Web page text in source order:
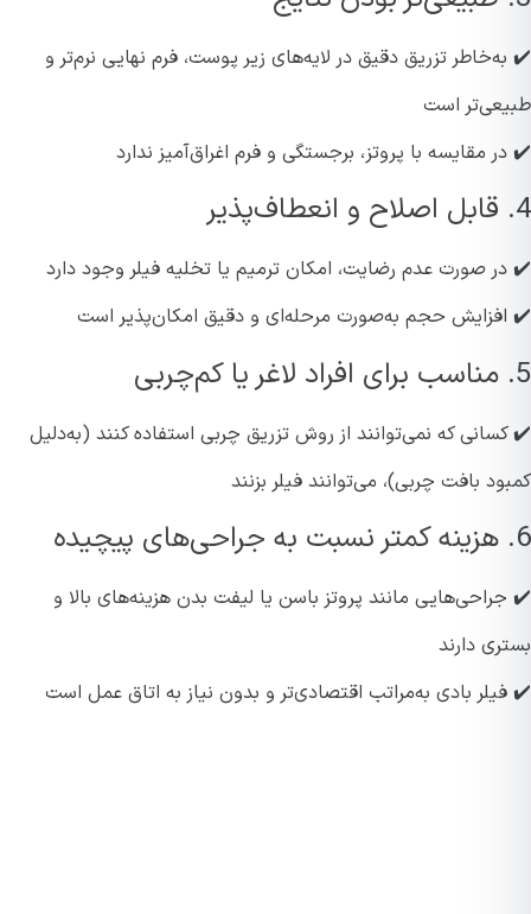
تزریق دقیق در لایه‌های زیر پوست، فرم نهایی نرم‌تر و
است
مقایسه با پروتز، برجستگی و فرم اغراق‌آمیز ندارد
صورت عدم رضایت، امکان ترمیم یا تخلیه فیلر وجود دارد
حجم به‌صورت مرحله‌ای و دقیق امکان‌پذیر است
که نمی‌توانند از روش تزریق چربی استفاده کنند (به‌دلیل
بافت چربی)، می‌توانند فیلر بزنند
مانند پروتز باسن یا لیفت بدن هزینه‌های بالا و
دارند
بادی به‌مراتب اقتصادی‌تر و بدون نیاز به اتاق عمل است